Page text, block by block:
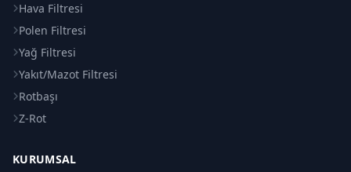
Hava Filtresi
Polen Filtresi
Yağ Filtresi
Yakıt/Mazot Filtresi
Rotbaşı
Z-Rot
KURUMSAL